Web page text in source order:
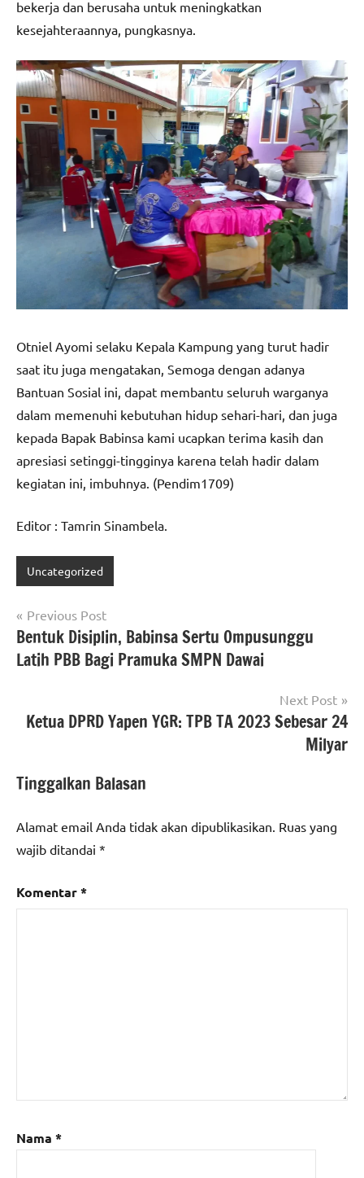
bekerja dan berusaha untuk meningkatkan
kesejahteraannya, pungkasnya.
Otniel Ayomi selaku Kepala Kampung yang turut hadir
saat itu juga mengatakan, Semoga dengan adanya
Bantuan Sosial ini, dapat membantu seluruh warganya
dalam memenuhi kebutuhan hidup sehari-hari, dan juga
kepada Bapak Babinsa kami ucapkan terima kasih dan
apresiasi setinggi-tingginya karena telah hadir dalam
kegiatan ini, imbuhnya. (Pendim1709)
Editor : Tamrin Sinambela.
Uncategorized
Navigasi
pos
Previous Post
Bentuk Disiplin, Babinsa Sertu Ompusunggu
Latih PBB Bagi Pramuka SMPN Dawai
Next Post
Ketua DPRD Yapen YGR: TPB TA 2023 Sebesar 24
Milyar
Tinggalkan Balasan
Alamat email Anda tidak akan dipublikasikan. Ruas yang
wajib ditandai *
Komentar*
Nama *